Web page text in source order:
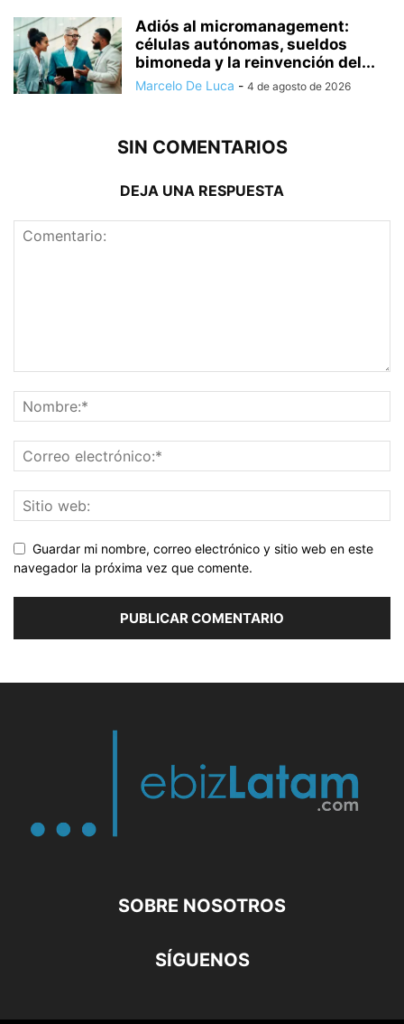
Adiós al micromanagement:
células autónomas, sueldos
bimoneda y la reinvención del...
Marcelo De Luca - 4 de agosto de 2026
SIN COMENTARIOS
DEJA UNA RESPUESTA
Guardar mi nombre, correo electrónico y sitio web en este
navegador la próxima vez que comente.
SOBRE NOSOTROS
SÍGUENOS